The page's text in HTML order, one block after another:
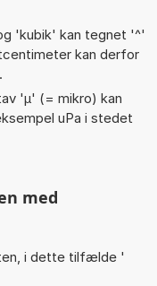
'kubik' kan tegnet '^'
kan derfor
'µ' (= mikro) kan
uPa i stedet
med
i dette tilfælde '